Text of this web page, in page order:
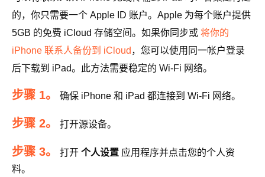
的，你只需要一个 Apple ID 账户。Apple 为每个账户提供
5GB 的免费 iCloud 存储空间。如果你同步或 将你的
iPhone 联系人备份到 iCloud ，您可以使用同一帐户登录
后下载到 iPad。此方法需要稳定的 Wi-Fi 网络。
步骤 1。 确保 iPhone 和 iPad 都连接到 Wi-Fi 网络。
步骤 2。 打开源设备。
步骤 3。 打开 个人设置 应用程序并点击您的个人资
料。